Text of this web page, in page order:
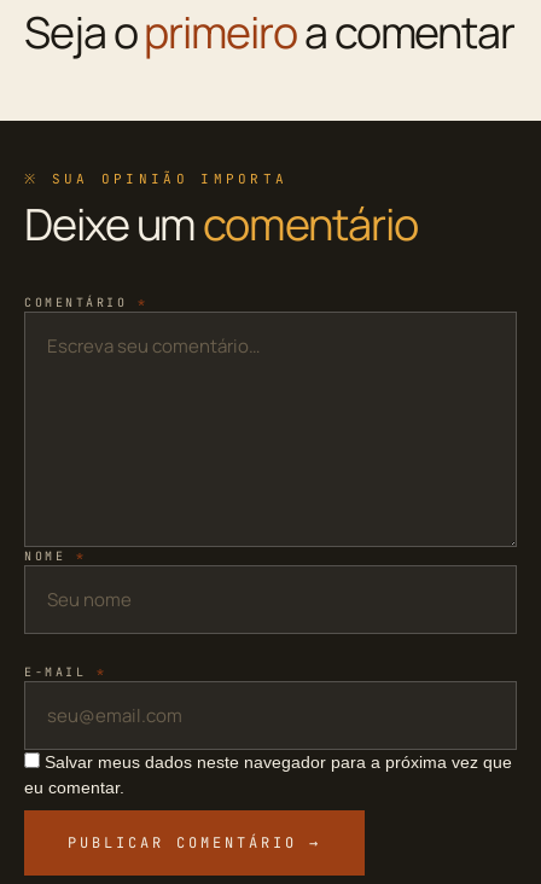
Seja oprimeiroa comentar
※ SUA OPINIÃO IMPORTA
Deixe umcomentário
COMENTÁRIO *
NOME *
E-MAIL *
Salvar meus dados neste navegador para a próxima vez que
eu comentar.